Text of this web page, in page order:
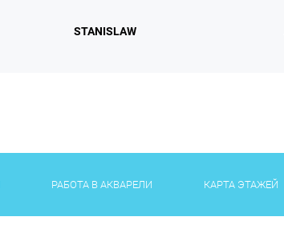
STANISLAW
РАБОТА В АКВАРЕЛИ КАРТА ЭТАЖЕЙ